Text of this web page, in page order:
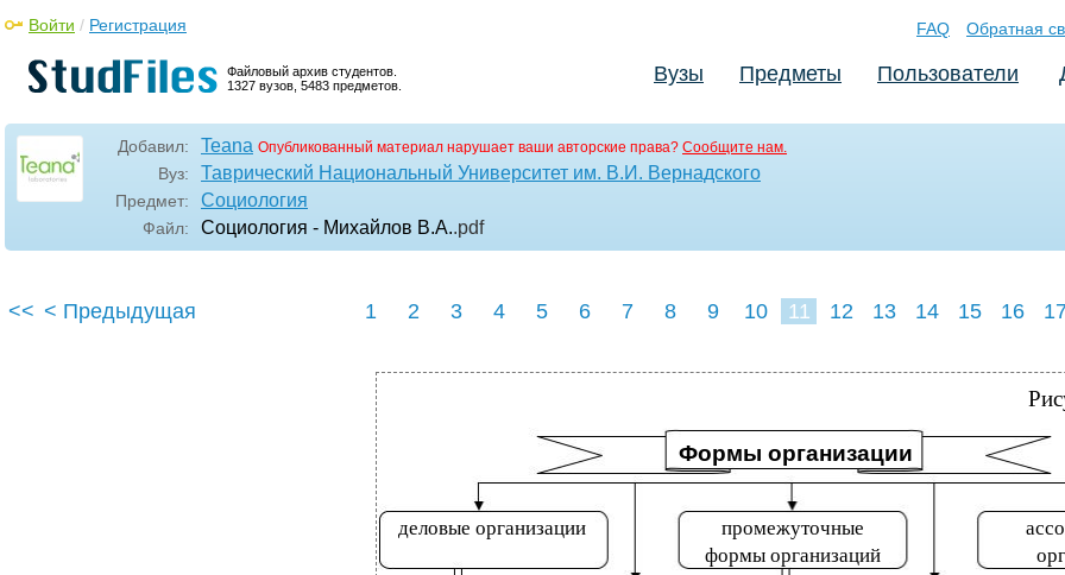
Файловый архив студентов.
1327 вузов, 5483 предметов.
Войти / Регистрация FAQ Обратная
Вузы Предметы Пользователи
Добавил: Teana Опубликованный материал нарушает ваши авторские права? Сообщите нам.
Вуз: Таврический Национальный Университет им. В.И. Вернадского
Предмет: Социология
Файл: Социология - Михайлов В.А..pdf
<< < Предыдущая 1 2 3 4 5 6 7 8 9 10 11 12 13 14 15 16
Формы организации
деловые организации промежуточные
формы организаций